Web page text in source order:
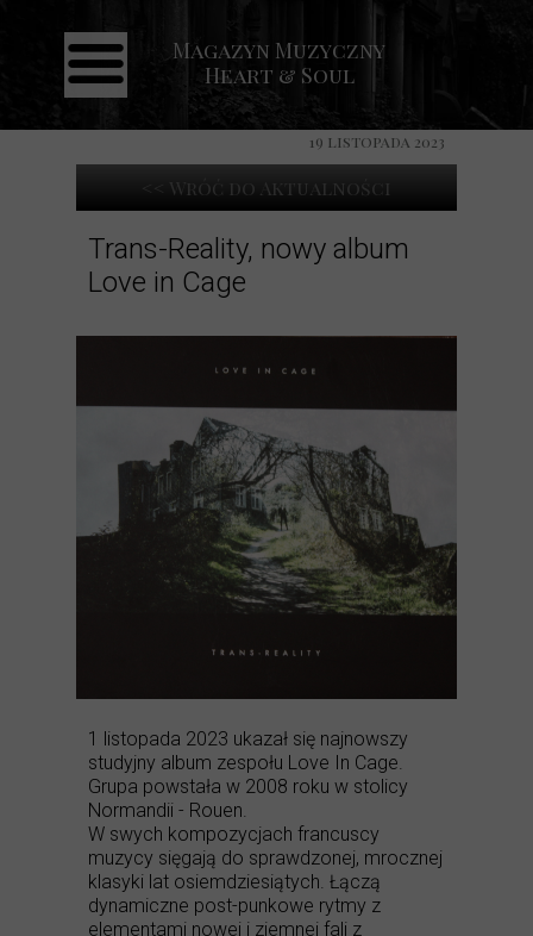
Strona główna
Aktualności
Koncerty
Galeria
Kontakt
Magazyn Muzyczny
Heart & Soul
Trans-Reality, nowy album
Love in Cage
<< Wróć do Aktualności
19 listopada 2023
1 listopada 2023 ukazał się najnowszy
studyjny album zespołu Love In Cage.
Grupa powstała w 2008 roku w stolicy
Normandii - Rouen.
W swych kompozycjach francuscy
muzycy sięgają do sprawdzonej, mrocznej
klasyki lat osiemdziesiątych. Łączą
dynamiczne post-punkowe rytmy z
elementami nowej i ziemnej fali z